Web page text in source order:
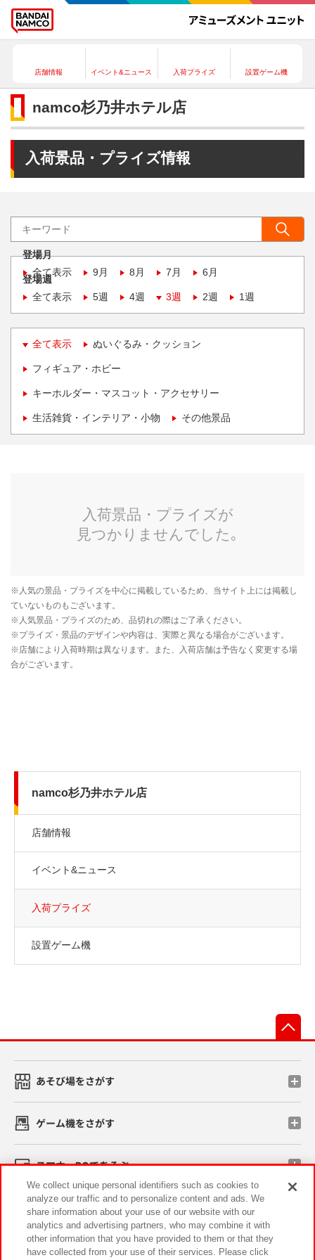
店舗情報 イベント&ニュース 入荷プライズ 設置ゲーム機
namco杉乃井ホテル店
入荷景品・プライズ情報
登場月
全て表示
9月 8月 7月 6月
登場週
全て表示
5週 4週 3週 2週 1週
全て表示 ぬいぐるみ・クッション
フィギュア・ホビー
キーホルダー・マスコット・アクセサリー
生活雑貨・インテリア・小物 その他景品
namco杉乃井ホテル店
店舗情報
イベント&ニュース
入荷プライズ
設置ゲーム機
あそび場をさがす
ゲーム機をさがす
スマホ・PCであそぶ
イベント・キャンペーン
We collect unique personal identifiers such as cookies to
analyze our traffic and to personalize content and ads. We
share information about your use of our website with our
analytics and advertising partners, who may combine it with
other information that you have provided to them or that they
have collected from your use of their services. Please click